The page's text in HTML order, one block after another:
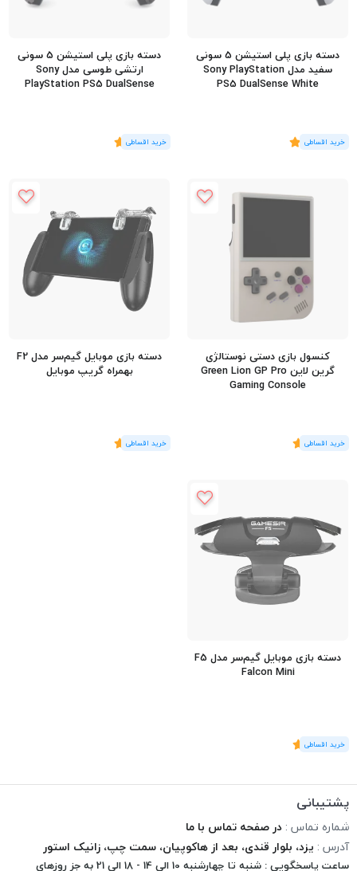
دسته بازی پلی استیشن 5 سونی
سفید مدل Sony PlayStation
PS5 DualSense White
(11 رای)
5
دسته بازی پلی استیشن 5 سونی
ارتشی طوسی مدل Sony
PlayStation PS5 DualSense
(1رای)
5
کنسول بازی دستی نوستالژی
گرین لاین Green Lion GP Pro
Gaming Console
(1رای)
5
دسته بازی موبایل گیم‌سر مدل F2
بهمراه گریپ موبایل
(1رای)
5
دسته بازی موبایل گیم‌سر مدل F5
Falcon Mini
(1رای)
5
پشتیبانی
شماره تماس : در صفحه تماس با ما
آدرس : یزد، بلوار قندی، بعد از هاکوپیان، سمت چپ، زانیک استور
ساعت پاسخگویی : شنبه تا چهارشنبه 10 الی 14 - 18 الی 21 به جز روزهای